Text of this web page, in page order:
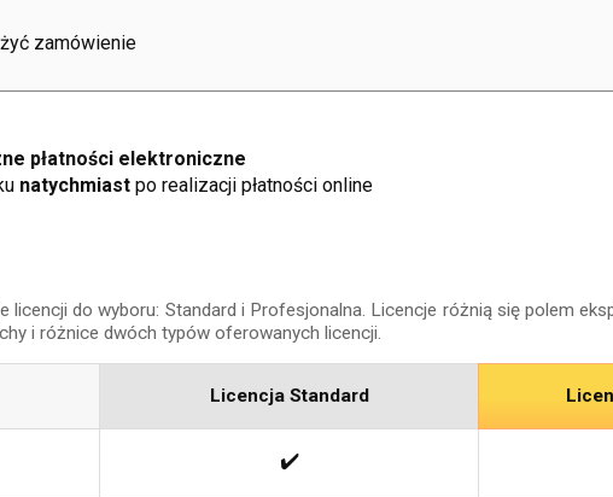
zamówienie
płatności elektroniczne
natychmiast po realizacji płatności online
do wyboru: Standard i Profesjonalna. Licencje różnią się polem
i różnice dwóch typów oferowanych licencji.
Licencja Standard
✔️